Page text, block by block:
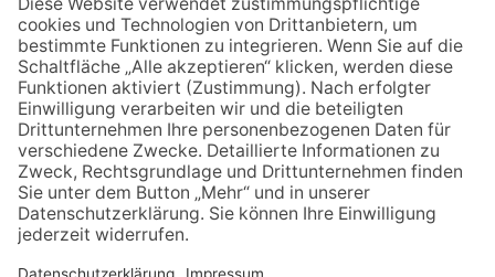
VERBRAUCHERSTREITBEILEGUNGSGESETZ
HINWEISGEBERSCHUTZGESETZ LINKS/PARTNER
KONTAKT VORLESE-FUNKTION: READSPEAKER
GOOD NEWS | ELTERNBRIEFE
DATENSCHUTZ GGMBH DATENSCHUTZ E.V.
DATENVERARBEITUNG TAA | AFE